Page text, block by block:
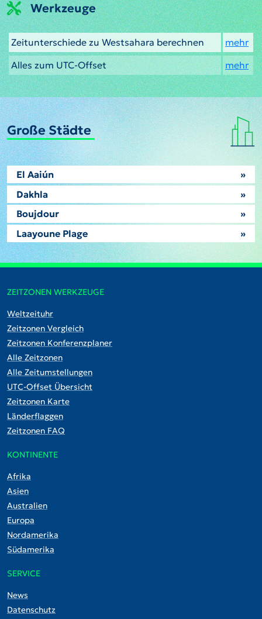
Werkzeuge
Zeitunterschiede zu Westsahara berechnen
mehr
Alles zum UTC-Offset
mehr
Große Städte
El Aaiún
»
Dakhla
»
Boujdour
»
Laayoune Plage
»
ZEITZONEN WERKZEUGE
Weltzeituhr
Zeitzonen Vergleich
Zeitzonen Konferenzplaner
Alle Zeitzonen
Alle Zeitumstellungen
UTC-Offset Übersicht
Zeitzonen Karte
Länderflaggen
Zeitzonen FAQ
KONTINENTE
Afrika
Asien
Australien
Europa
Nordamerika
Südamerika
SERVICE
News
Datenschutz